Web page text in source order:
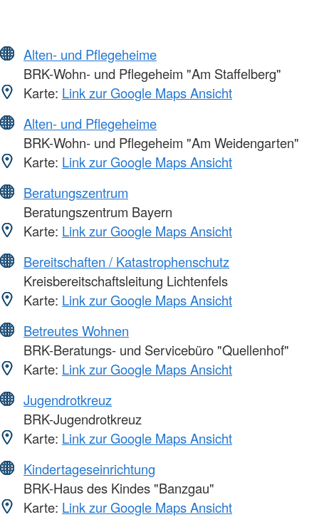
Alten- und Pflegeheime
BRK-Wohn- und Pflegeheim "Am Staffelberg"
Karte: Link zur Google Maps Ansicht
Alten- und Pflegeheime
BRK-Wohn- und Pflegeheim "Am Weidengarten"
Karte: Link zur Google Maps Ansicht
Beratungszentrum
Beratungszentrum Bayern
Karte: Link zur Google Maps Ansicht
Bereitschaften / Katastrophenschutz
Kreisbereitschaftsleitung Lichtenfels
Karte: Link zur Google Maps Ansicht
Betreutes Wohnen
BRK-Beratungs- und Servicebüro "Quellenhof"
Karte: Link zur Google Maps Ansicht
Jugendrotkreuz
BRK-Jugendrotkreuz
Karte: Link zur Google Maps Ansicht
Kindertageseinrichtung
BRK-Haus des Kindes "Banzgau"
Karte: Link zur Google Maps Ansicht